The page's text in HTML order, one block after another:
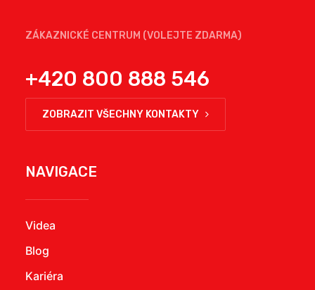
ZÁKAZNICKÉ CENTRUM (VOLEJTE ZDARMA)
+420 800 888 546
ZOBRAZIT VŠECHNY KONTAKTY
NAVIGACE
Videa
Blog
Kariéra